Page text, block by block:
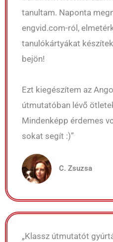
tanultam. Naponta
engvid.com-ról,
tanulókártyákat
bejön!
Ezt kiegészítem az
útmutatóban lévő
Mindenképp érdemes
sokat segít :)”
C. Zsuzsa
„Klassz útmutatót